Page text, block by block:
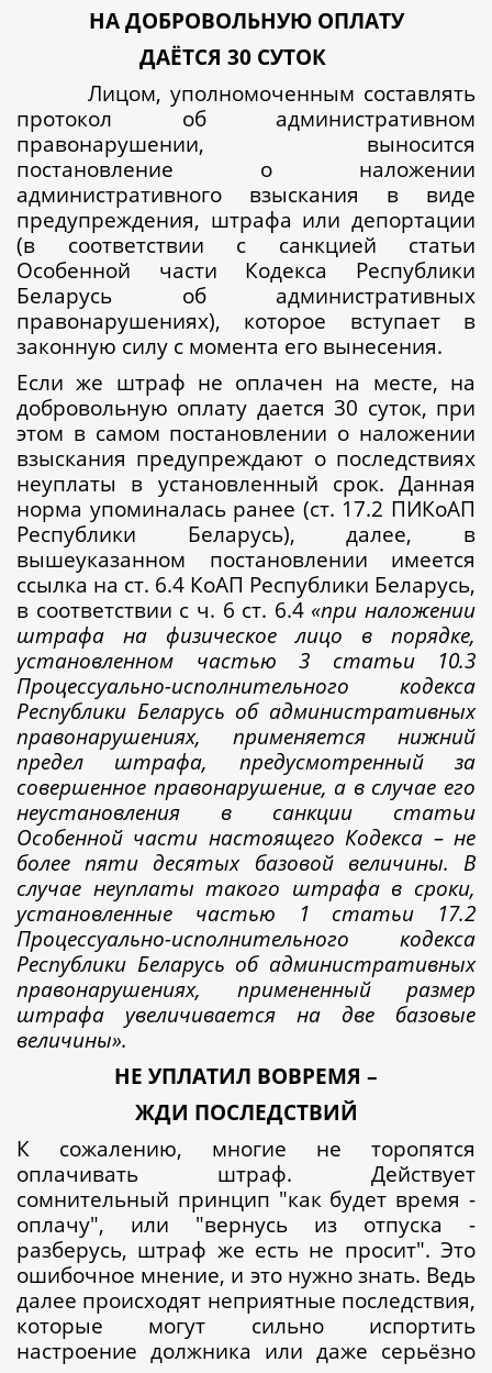
НА ДОБРОВОЛЬНУЮ ОПЛАТУ
ДАЁТСЯ 30 СУТОК
Лицом, уполномоченным составлять
протокол об административном
правонарушении, выносится
постановление о наложении
административного взыскания в виде
предупреждения, штрафа или депортации
(в соответствии с санкцией статьи
Особенной части Кодекса Республики
Беларусь об административных
правонарушениях), которое вступает в
законную силу с момента его вынесения.
Если же штраф не оплачен на месте, на
добровольную оплату дается 30 суток, при
этом в самом постановлении о наложении
взыскания предупреждают о последствиях
неуплаты в установленный срок. Данная
норма упоминалась ранее (ст. 17.2 ПИКоАП
Республики Беларусь), далее, в
вышеуказанном постановлении имеется
ссылка на ст. 6.4 КоАП Республики Беларусь,
в соответствии с ч. 6 ст. 6.4 «при наложении
штрафа на физическое лицо в порядке,
установленном частью 3 статьи 10.3
Процессуально-исполнительного кодекса
Республики Беларусь об административных
правонарушениях, применяется нижний
предел штрафа, предусмотренный за
совершенное правонарушение, а в случае его
неустановления в санкции статьи
Особенной части настоящего Кодекса – не
более пяти десятых базовой величины. В
случае неуплаты такого штрафа в сроки,
установленные частью 1 статьи 17.2
Процессуально-исполнительного кодекса
Республики Беларусь об административных
правонарушениях, примененный размер
штрафа увеличивается на две базовые
величины».
НЕ УПЛАТИЛ ВОВРЕМЯ –
ЖДИ ПОСЛЕДСТВИЙ
К сожалению, многие не торопятся
оплачивать штраф. Действует
сомнительный принцип "как будет время -
оплачу", или "вернусь из отпуска -
разберусь, штраф же есть не просит". Это
ошибочное мнение, и это нужно знать. Ведь
далее происходят неприятные последствия,
которые могут сильно испортить
настроение должника или даже серьёзно